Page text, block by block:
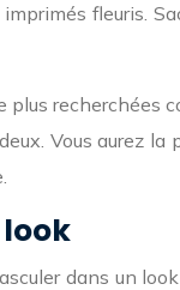
fleuris.
plus recherchées
Vous aurez
dans un